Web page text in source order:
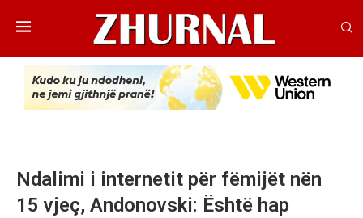
Ndalimi i internetit për fëmijët nën
15 vjeç, Andonovski: Është hap